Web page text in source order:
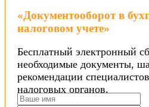
«Документооборот в
налоговом учете»
Бесплатный электронный
необходимые документы,
рекомендации
налоговых органов.